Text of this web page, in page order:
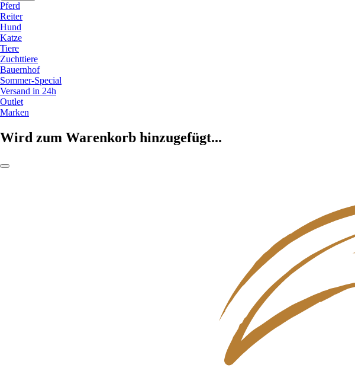
Pferd
Reiter
Hund
Katze
Tiere
Zuchttiere
Bauernhof
Sommer-Special
Versand in 24h
Outlet
Marken
Wird zum Warenkorb hinzugefügt...